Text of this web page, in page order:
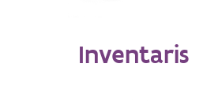
Inventaris